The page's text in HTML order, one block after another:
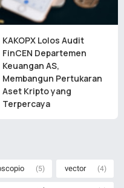
KAKOPX Lolos Audit
FinCEN Departemen
Keuangan AS,
Membangun Pertukaran
Aset Kripto yang
Terpercaya
(5) vector (4)